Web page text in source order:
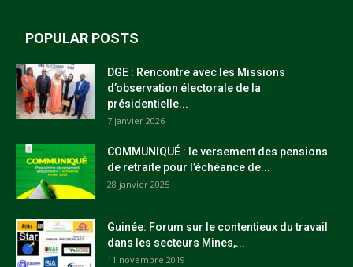
POPULAR POSTS
DGE : Rencontre avec les Missions
d’observation électorale de la
présidentielle...
7 janvier 2026
COMMUNIQUÉ : le versement des pensions
de retraite pour l’échéance de...
28 janvier 2025
Guinée: Forum sur le contentieux du travail
dans les secteurs Mines,...
11 novembre 2019